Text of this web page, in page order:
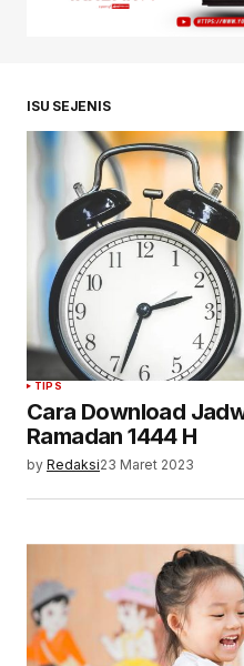
ISU SEJENIS
TIPS
Cara Download
Ramadan 1444 H
by Redaksi23 Maret 2023